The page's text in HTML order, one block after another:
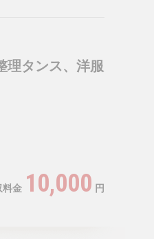
タンス、洋服
料金 10,000 円